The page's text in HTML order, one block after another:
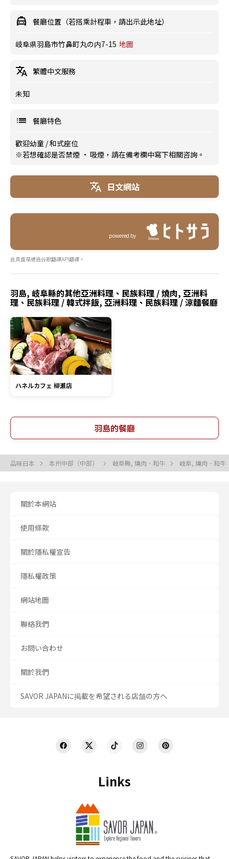
餐廳位置（若搭乘計程車，請出示此地址）
岐阜県羽島市竹鼻町丸の内7-15 地圖
繁體中文服務
未知
餐廳特色
歡迎幼童 /和式座位
※若想確認是否禁煙 · 吸煙，請在備考欄中寫下相關咨詢。
日文網站
powered by
此頁面是通過谷歌翻譯API翻譯。
羽島, 岐阜縣的其他亞洲料理、民族料理 / 燒肉, 亞洲料
理、民族料理 / 韓式拌飯, 亞洲料理、民族料理 / 涼麵餐廳
ハネルカフェ 柳瀬店
羽島的餐廳
品味日本 本州中部（中部） 岐阜縣, 燒肉、和牛 岐阜, 燒肉、和牛
Links
關於本網站
使用條款
關於隱私權宣告
隱私權政策
網站地圖
聯絡我們
お問い合わせ
關於我們
SAVOR JAPANに掲載を希望される店舗の方へ